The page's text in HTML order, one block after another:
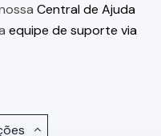
Central de Ajuda
equipe de suporte via